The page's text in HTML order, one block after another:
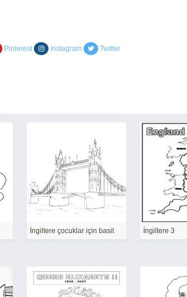
Pinterest Instagram Twitter
İngiltere çocuklar için basit İngiltere 3